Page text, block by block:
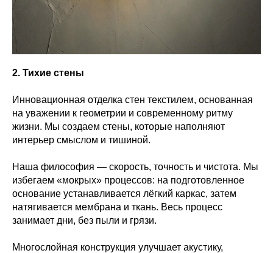
2. Тихие стены
Инновационная отделка стен текстилем, основанная
на уважении к геометрии и современному ритму
жизни. Мы создаем стены, которые наполняют
интерьер смыслом и тишиной.
Наша философия — скорость, точность и чистота. Мы
избегаем «мокрых» процессов: на подготовленное
основание устанавливается лёгкий каркас, затем
натягивается мембрана и ткань. Весь процесс
занимает дни, без пыли и грязи.
Многослойная конструкция улучшает акустику,